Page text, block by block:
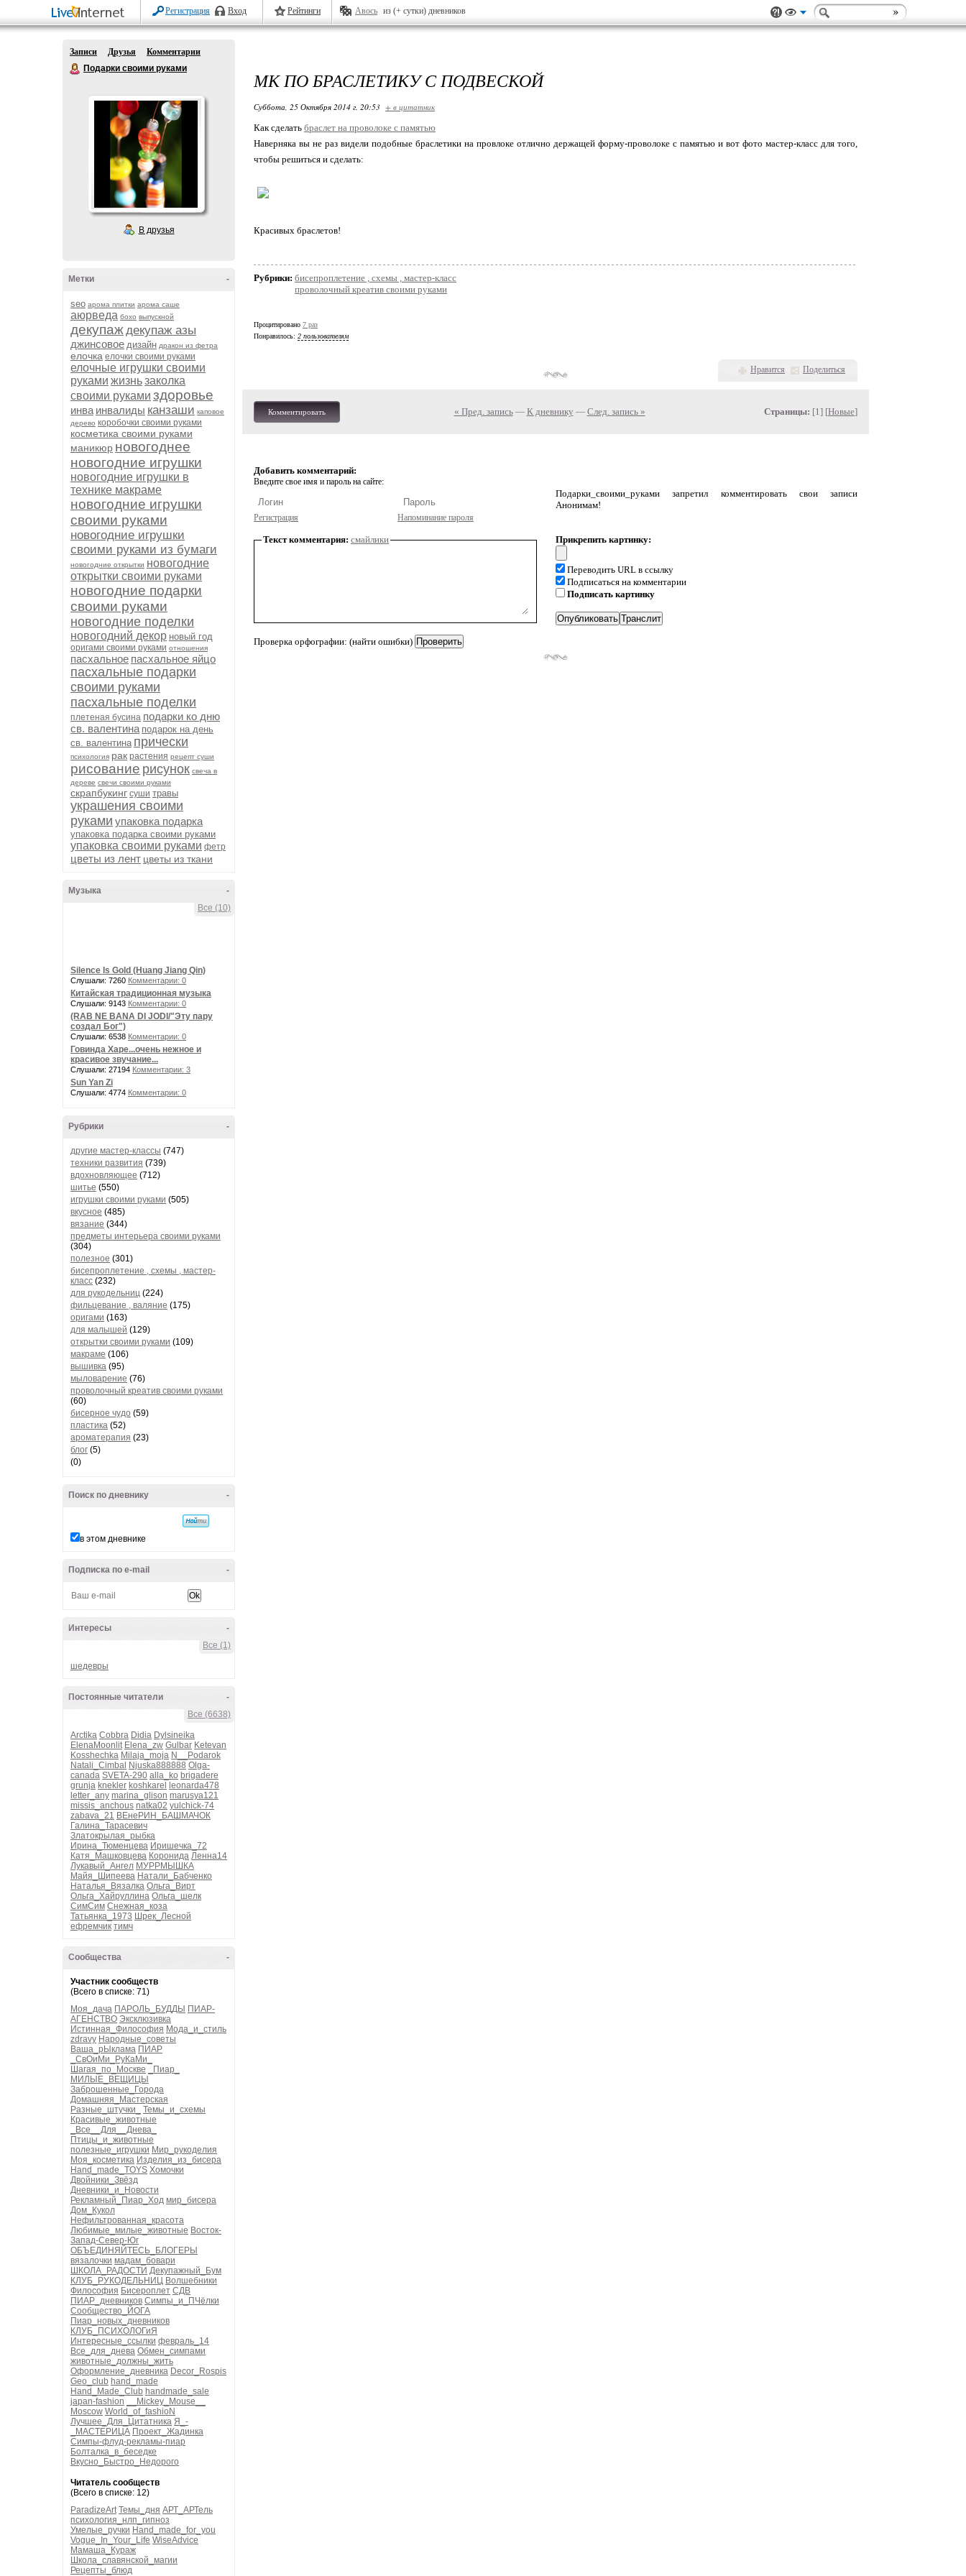
Регистрация Вход Рейтинги Авось из (+ сутки) дневников
Записи Друзья
Комментарии
Подарки своими руками
В друзья
-
Метки
seo арома плитки арома саше
аюрведа бохо выпускной
декупаждекупаж азы
джинсовое дизайн дракон из фетра
елочка елочки своими руками
елочные игрушки своими
руками жизньзаколка
своими руками здоровье
инва инвалиды канзаши каповое
дерево коробочки своими руками
косметика своими руками
маникюр новогоднее
новогодние игрушки
новогодние игрушки в
технике макраме
новогодние игрушки
своими руками
новогодние игрушки
своими руками из бумаги
новогодние открытки новогодние
открытки своими руками
новогодние подарки
своими руками
новогодние поделки
новогодний декор новый год
оригами своими руками отношения
пасхальное пасхальное яйцо
пасхальные подарки
своими руками
пасхальные поделки
плетеная бусина подарки ко дню
св. валентина подарок на день
св. валентина прически
психология рак растения рецепт суши
рисование рисунок свеча в
дереве свечи своими руками
скрапбукинг суши травы
украшения своими
руками упаковка подарка
упаковка подарка своими руками
упаковка своими руками фетр
цветы из лент цветы из ткани
-
Музыка
Все (10)
Silence Is Gold (Huang Jiang Qin)
Слушали: 7260 Комментарии: 0
Китайская традиционная музыка
Слушали: 9143 Комментарии: 0
(RAB NE BANA DI JODI/"Эту пару
создал Бог")
Слушали: 6538 Комментарии: 0
Говинда Харе...очень нежное и
красивое звучание...
Слушали: 27194 Комментарии: 3
Sun Yan Zi
Слушали: 4774 Комментарии: 0
-
Рубрики
другие мастер-классы (747)
техники развития (739)
вдохновляющее (712)
шитье (550)
игрушки своими руками (505)
вкусное (485)
вязание (344)
предметы интерьера своими руками
(304)
полезное (301)
бисепроплетение , схемы , мастер-
класс (232)
для рукодельниц (224)
фильцевание , валяние (175)
оригами (163)
для малышей (129)
открытки своими руками (109)
макраме (106)
вышивка (95)
мыловарение (76)
проволочный креатив своими руками
(60)
бисерное чудо (59)
пластика (52)
ароматерапия (23)
блог (5)
(0)
-
Поиск по дневнику
в этом дневнике
-
Подписка по e-mail
-
Интересы
Все (1)
шедевры
-
Постоянные читатели
Все (6638)
Arctika Cobbra Didia Dylsineika
ElenaMoonlit Elena_zw Gulbar Ketevan
Kosshechka Milaja_moja N__Podarok
Natali_Cimbal Njuska888888 Olga-
canada SVETA-290 alla_ko brigadere
grunja knekler koshkarel
leonarda478
letter_any marina_glison marusya121
missis_anchous natka02 yulchick-74
zabava_21 ВЕнеРИН_БАШМАЧОК
Галина_Тарасевич
Златокрылая_рыбка
Ирина_Тюменцева Иришечка_72
Катя_Машковцева Коронида Ленна14
Лукавый_Ангел МУРРМЫШКА
Майя_Шипеева Натали_Бабченко
Наталья_Вязалка Ольга_Вирт
Ольга_Хайруллина Ольга_шелк
СимСим Снежная_коза
Татьянка_1973 Шрек_Лесной
ефремчик тимч
-
Сообщества
Участник сообществ
(Всего в списке: 71)
Моя_дача ПАРОЛЬ_БУДДЫ ПИАР-
АГЕНСТВО Эксклюзивка
Истинная_Философия Мода_и_стиль
zdravy Народные_советы
Ваша_рЫклама ПИАР
_СвОиМи_РуКаМи_
Шагая_по_Москве
_Пиар_
МИЛЫЕ_ВЕЩИЦЫ
Заброшенные_Города
Домашняя_Мастерская
Разные_штучки_
Темы_и_схемы
Красивые_животные
_Все__Для__Днева_
Птицы_и_животные
полезные_игрушки Мир_рукоделия
Моя_косметика Изделия_из_бисера
Hand_made_TOYS Хомочки
Двойники_Звёзд
Дневники_и_Новости
Рекламный_Пиар_Ход мир_бисера
Дом_Кукол
Нефильтрованная_красота
Любимые_милые_животные Восток-
Запад-Север-Юг
ОБЪЕДИНЯЙТЕСЬ_БЛОГЕРЫ
вязалочки мадам_бовари
ШКОЛА_РАДОСТИ Декупажный_Бум
КЛУБ_РУКОДЕЛЬНИЦ Волшебники
Философия Бисероплет СДВ
ПИАР_дневников Симпы_и_ПЧёлки
Сообщество_ЙОГА
Пиар_новых_дневников
КЛУБ_ПСИХОЛОГиЯ
Интересные_ссылки февраль_14
Все_для_днева Обмен_симпами
животные_должны_жить
Оформление_дневника Decor_Rospis
Geo_club hand_made
Hand_Made_Club handmade_sale
japan-fashion
__Mickey_Mouse__
Moscow World_of_fashioN
Лучшее_Для_Цитатника Я_-
_МАСТЕРИЦА Проект_Жадинка
Симпы-флуд-рекламы-пиар
Болталка_в_беседке
Вкусно_Быстро_Недорого
Читатель сообществ
(Всего в списке: 12)
ParadizeArt Темы_дня АРТ_АРТель
психология_нлп_гипноз
Умелые_ручки Hand_made_for_you
Vogue_In_Your_Life WiseAdvice
Мамаша_Кураж
Школа_славянской_магии
Рецепты_блюд
МК ПО БРАСЛЕТИКУ С ПОДВЕСКОЙ
Суббота, 25 Октября 2014 г. 20:53 + в цитатник
Как сделать браслет на проволоке с памятью
Наверняка вы не раз видели подобные браслетики на провлоке отлично держащей форму-проволоке с памятью и вот фото мастер-класс для того,
чтобы решиться и сделать:
Красивых браслетов!
Рубрики: бисепроплетение , схемы , мастер-класс
проволочный креатив своими руками
Процитировано 7 раз
Понравилось: 2 пользователям
Нравится Поделиться
Комментировать « Пред. запись— К дневнику — След. запись » Страницы: [1] [Новые]
Добавить комментарий:
Введите свое имя и пароль на сайте:
Регистрация Напоминание пароля
Подарки_своими_руками запретил комментировать свои записи
Анонимам!
Текст комментария: смайлики
Проверка орфографии: (найти ошибки)
Прикрепить картинку:
Переводить URL в ссылку
Подписаться на комментарии
Подписать картинку